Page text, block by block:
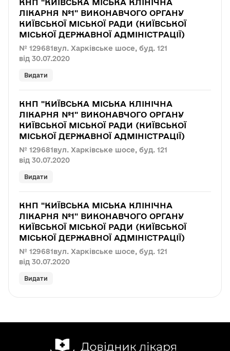
КНП "КИЇВСЬКА МІСЬКА КЛІНІЧНА
ЛІКАРНЯ №1" ВИКОНАВЧОГО ОРГАНУ
КИЇВСЬКОЇ МІСЬКОЇ РАДИ (КИЇВСЬКОЇ
МІСЬКОЇ ДЕРЖАВНОЇ АДМІНІСТРАЦІЇ)
№ 129681вул. Харківське шосе, буд. 121
від 30.07.2020
Видати
КНП "КИЇВСЬКА МІСЬКА КЛІНІЧНА
ЛІКАРНЯ №1" ВИКОНАВЧОГО ОРГАНУ
КИЇВСЬКОЇ МІСЬКОЇ РАДИ (КИЇВСЬКОЇ
МІСЬКОЇ ДЕРЖАВНОЇ АДМІНІСТРАЦІЇ)
№ 129681вул. Харківське шосе, буд. 121
від 30.07.2020
Видати
КНП "КИЇВСЬКА МІСЬКА КЛІНІЧНА
ЛІКАРНЯ №1" ВИКОНАВЧОГО ОРГАНУ
КИЇВСЬКОЇ МІСЬКОЇ РАДИ (КИЇВСЬКОЇ
МІСЬКОЇ ДЕРЖАВНОЇ АДМІНІСТРАЦІЇ)
№ 129681вул. Харківське шосе, буд. 121
від 30.07.2020
Видати